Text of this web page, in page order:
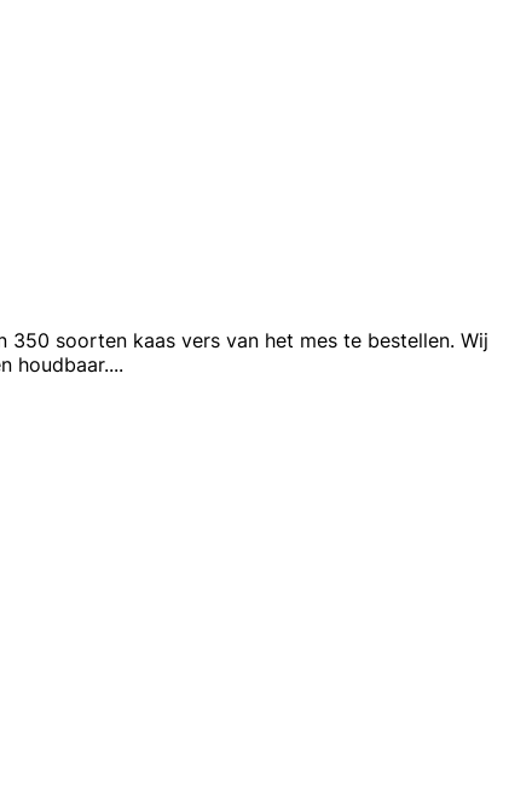
350 soorten kaas vers van het mes te bestellen. Wij
houdbaar....